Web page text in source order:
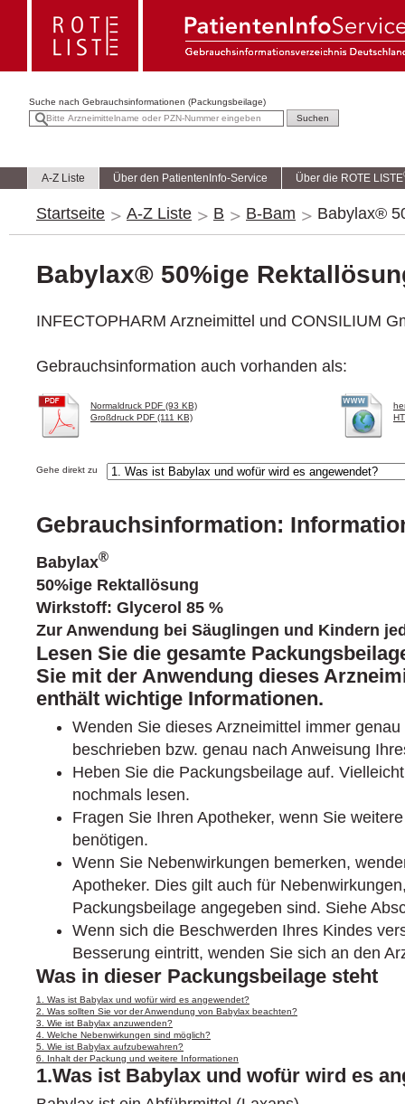
Suche nach Gebrauchsinformationen (Packungsbeilage)
A-Z Liste Über den PatientenInfo-Service Über die ROTE LISTE
Startseite A-Z Liste B B-Bam Babylax®
Babylax® 50%ige
INFECTOPHARM Arzneimittel und CONSILIUM
Gebrauchsinformation auch vorhanden als:
Normaldruck PDF (93 KB)
Großdruck PDF (111 KB)
Gehe direkt zu
Gebrauchsinformation:
Babylax®
50%ige Rektallösung
Wirkstoff: Glycerol 85 %
Zur Anwendung bei Säuglingen und Kindern
Lesen Sie die gesamte
Sie mit der Anwendung dieses
enthält wichtige Informationen.
Wenden Sie dieses Arzneimittel immer
beschrieben bzw. genau nach Anweisung
Heben Sie die Packungsbeilage auf.
nochmals lesen.
Fragen Sie Ihren Apotheker, wenn Sie
benötigen.
Wenn Sie Nebenwirkungen bemerken,
Apotheker. Dies gilt auch für
Packungsbeilage angegeben sind. Siehe
Wenn sich die Beschwerden Ihres Kindes
Besserung eintritt, wenden Sie sich an den
Was in dieser Packungsbeilage steht
1. Was ist Babylax und wofür wird es angewendet?
2. Was sollten Sie vor der Anwendung von Babylax beachten?
3. Wie ist Babylax anzuwenden?
4. Welche Nebenwirkungen sind möglich?
5. Wie ist Babylax aufzubewahren?
6. Inhalt der Packung und weitere Informationen
1.Was ist Babylax und wofür wird es